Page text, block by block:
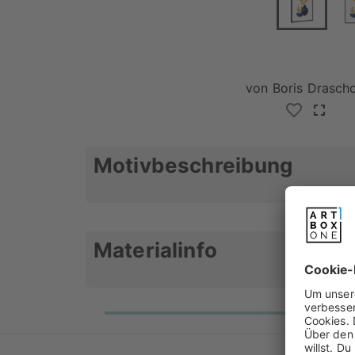
von Boris
Motivbeschreibung
Materialinfo